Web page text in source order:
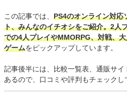
この記事では、 PS4のオンライン対応
ト、みんなのイチオシをご紹介。2人
での4人プレイやMMORPG、対戦、
ゲームをピックアップしています。
記事後半には、比較一覧表、通販サ
あるので、口コミや評判もチェックし